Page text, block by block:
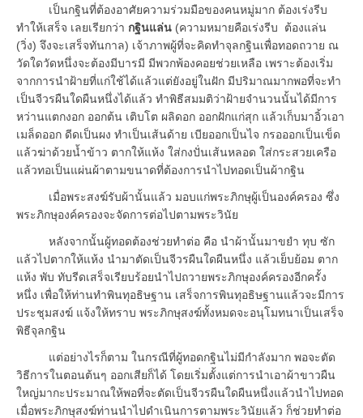
เป็นกฐินที่ต้องอาศัยความร่วมมือของคนหมู่มาก ต้องเร่งรีบ
ทำให้เสร็จ เลยเรียกว่า กฐินแล่น (ความหมายคือเร่งรีบ ต้องแล่น
(วิ่ง) จึงจะเสร็จทันกาล) เจ้าภาพผู้ที่จะคิดทำจุลกฐินเพื่อทอดถวาย ณ
วัดใดวัดหนึ่งจะต้องมีบารมี มีพวกพ้องคอยช่วยเหลือ เพราะต้องเริ่ม
จากการนำฝ้ายที่แก่ใช้ได้แล้วแต่ยังอยู่ในฝัก มีปริมาณมากพอที่จะทำ
เป็นจีวรผืนใดผืนหนึ่งได้แล้ว ทำพิธีสมมติว่าฝ้ายจำนวนนั้นได้มีการ
หว่านแตกงอก ออกต้น เติบโต ผลิดอก ออกฝักแก่สุก แล้วเก็บมาอิ้วเอา
เมล็ดออก ดีดเป็นผง ทำเป็นเส้นด้าย เบียออกเป็นไจ กรอออกเป็นเข็ด
แล้วฆ่าด้วยน้ำข้าว ตากให้แห้ง ใส่กงปั่นเส้นหลอด ใส่กระสวยเครือ
แล้วทอเป็นแผ่นผ้าตามขนาดที่ต้องการนำไปทอดเป็นผ้ากฐิน
เมื่อพระสงฆ์รับผ้านั้นแล้ว มอบแก่พระภิกษุผู้เป็นองค์ครอง ซึ่ง
พระภิกษุองค์ครองจะจัดการต่อไปตามพระวินัย
หลังจากนั้นผู้ทอดต้องช่วยทำต่อ คือ นำผ้านั้นมาขยำ ทุบ ซัก
แล้วไปตากให้แห้ง นำมาตัดเป็นจีวรผืนใดผืนหนึ่ง แล้วเย็บย้อม ตาก
แห้ง พับ ทับรีดเสร็จเรียบร้อยนำไปถวายพระภิกษุองค์ครองอีกครั้ง
หนึ่ง เพื่อให้ท่านทำพินทุอธิษฐาน เสร็จการพินทุอธิษฐานแล้วจะมีการ
ประชุมสงฆ์ แจ้งให้ทราบ พระภิกษุสงฆ์ทั้งหมดจะอนุโมทนาเป็นเสร็จ
พิธีจุลกฐิน
แต่อย่างไรก็ตาม ในกรณีที่ผู้ทอดกฐินไม่มีกำลังมาก พอจะตัด
วิธีการในตอนต้นๆ ออกเสียก็ได้ โดยเริ่มตั้งแต่การนำเอาผ้าขาวผืน
ใหญ่มากะประมาณให้พอที่จะตัดเป็นจีวรผืนใดผืนหนึ่งแล้วนำไปทอด
เมื่อพระภิกษุสงฆ์ท่านนำไปดำเนินการตามพระวินัยแล้ว ก็ช่วยทำต่อ